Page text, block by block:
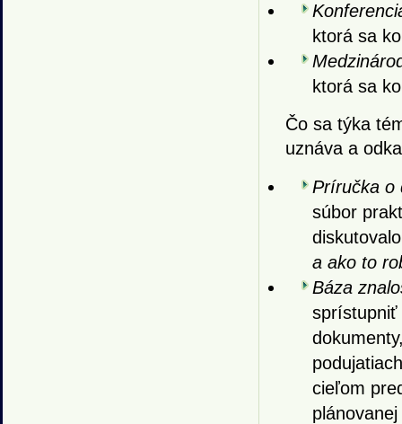
ktorá sa
ktorá sa
Čo sa týka
uznáva a
Príručka o
súbor
a ako to
Báza
sprístupniť
cieľom